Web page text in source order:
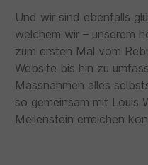
Und wir sind ebenfalls
welchem wir – unserem
zum ersten Mal vom
Website bis hin zu
Massnahmen alles
so gemeinsam mit Louis
Meilenstein erreichen